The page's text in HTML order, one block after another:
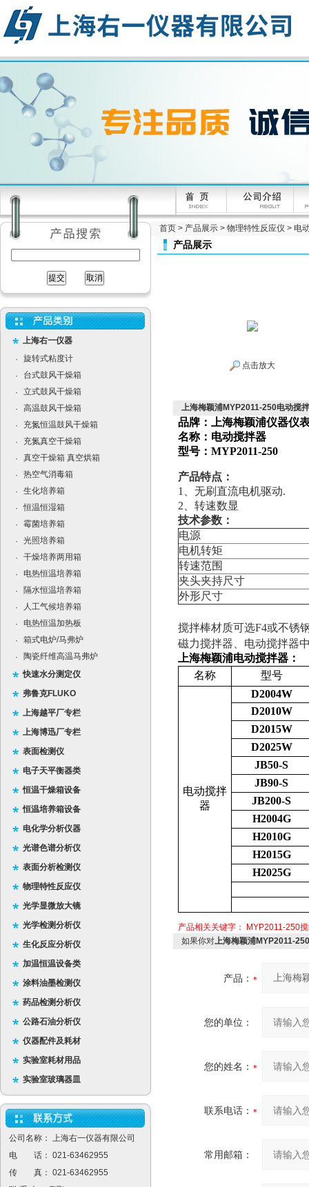
上海右一仪器
·
旋转式粘度计
·
台式鼓风干燥箱
·
立式鼓风干燥箱
·
高温鼓风干燥箱
·
充氮恒温鼓风干燥箱
·
充氮真空干燥箱
·
真空干燥箱 真空烘箱
·
热空气消毒箱
·
生化培养箱
·
恒温恒湿箱
·
霉菌培养箱
·
光照培养箱
·
干燥培养两用箱
·
电热恒温培养箱
·
隔水恒温培养箱
·
人工气候培养箱
·
电热恒温加热板
·
箱式电炉/马弗炉
·
陶瓷纤维高温马弗炉
快速水分测定仪
弗鲁克FLUKO
上海越平厂专栏
上海博迅厂专栏
表面检测仪
电子天平衡器类
恒温干燥箱设备
恒温培养箱设备
电化学分析仪器
光谱色谱分析仪
表面分析检测仪
物理特性反应仪
光学显微放大镜
光学检测分析仪
生化反应分析仪
加温恒温设备类
涂料油墨检测仪
药品检测分析仪
公路石油分析仪
仪器配件及耗材
实验室耗材用品
实验室玻璃器皿
公司名称： 上海右一仪器有限公司
电 话： 021-63462955
传 真： 021-63462955
首页 > 产品展示 > 物理特性反应仪 > 电
产品展示
点击放大
上海梅颖浦MYP2011-250电动搅
品牌：上海梅颖浦仪器仪
名称：电动搅拌器
型号：MYP2011-250
产品特点：
1
、无刷直流电机驱动.
2 、转速数显
技术参数：
电源
电机转矩
转速范围
夹头夹持尺寸
外形尺寸
搅拌棒材质可选F4或不锈
磁力搅拌器、电动搅拌器
上海梅颖浦电动搅拌器：
名称
型号
电动搅拌
器
D2004W
D2010W
D2015W
D2025W
JB50-S
JB90-S
JB200-S
H2004G
H2010G
H2015G
H2025G
产品相关关键字：
MYP2011-250
如果你对上海梅颖浦MYP2011-
产品：
您的单位：
您的姓名：
联系电话：
常用邮箱：